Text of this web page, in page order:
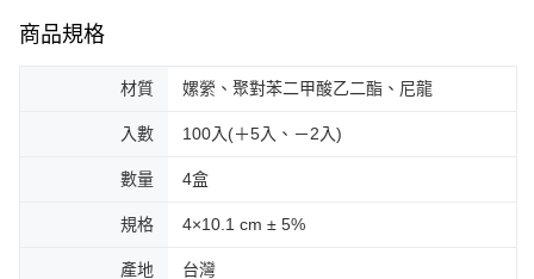
商品規格
材質 嫘縈、聚對苯二甲酸乙二酯、尼龍
入數 100入(＋5入、－2入)
數量 4盒
規格 4×10.1 cm ± 5%
產地 台灣